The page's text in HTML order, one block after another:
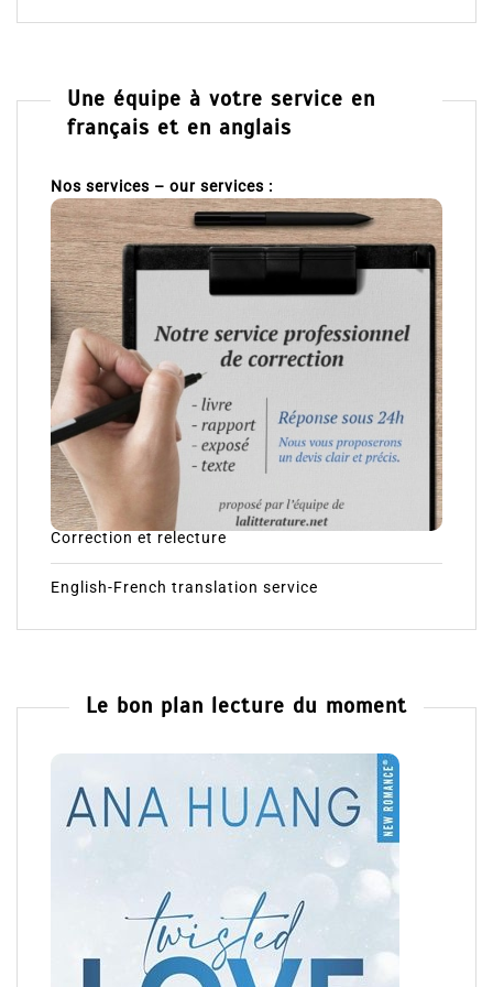
Une équipe à votre service en
français et en anglais
Nos services – our services :
Correction et relecture
English-French translation service
Le bon plan lecture du moment